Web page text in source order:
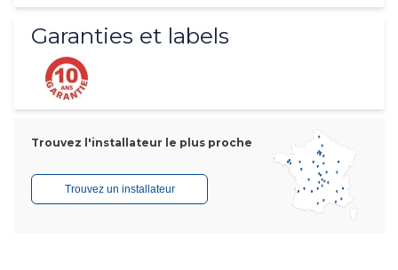
Garanties et labels
Trouvez l'installateur le plus proche
Trouvez un installateur